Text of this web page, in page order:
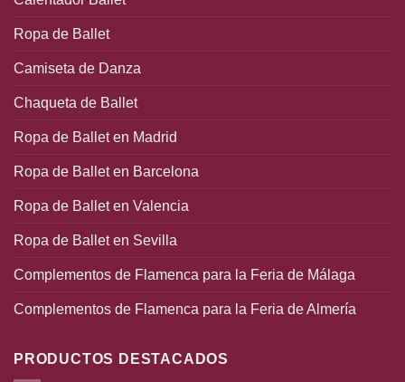
Ropa de Ballet
Camiseta de Danza
Chaqueta de Ballet
Ropa de Ballet en Madrid
Ropa de Ballet en Barcelona
Ropa de Ballet en Valencia
Ropa de Ballet en Sevilla
Complementos de Flamenca para la Feria de Málaga
Complementos de Flamenca para la Feria de Almería
PRODUCTOS DESTACADOS